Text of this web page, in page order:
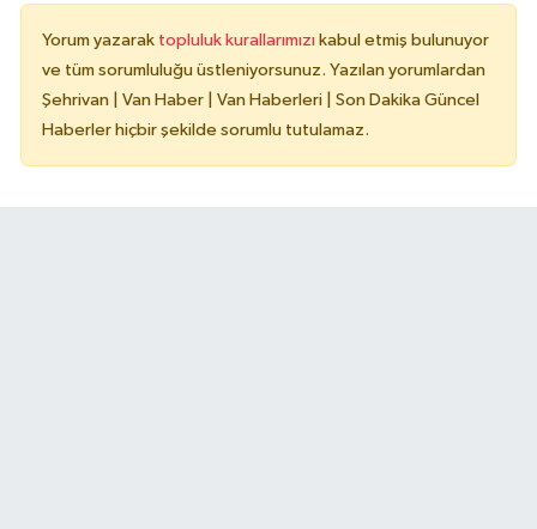
Yorum yazarak topluluk kurallarımızı kabul etmiş bulunuyor
ve tüm sorumluluğu üstleniyorsunuz. Yazılan yorumlardan
Şehrivan | Van Haber | Van Haberleri | Son Dakika Güncel
Haberler hiçbir şekilde sorumlu tutulamaz.